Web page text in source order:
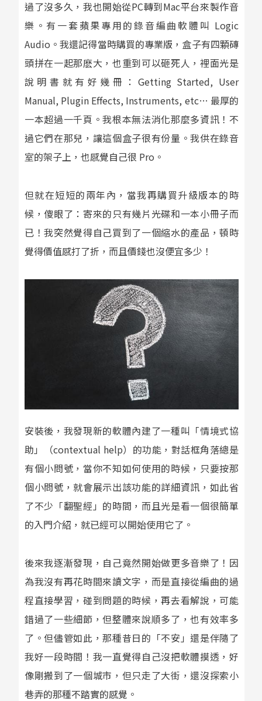
過了沒多久，我也開始從PC轉到Mac平台來製作音
樂。有一套蘋果專用的錄音編曲軟體叫 Logic
Audio。我還記得當時購買的專業版，盒子有四顆磚
頭拼在一起那麽大，也重到可以砸死人，裡面光是
說明書就有好幾冊：Getting Started, User
Manual, Plugin Effects, Instruments, etc… 最厚的
一本超過一千頁。我根本無法消化那麼多資訊！不
過它們在那兒，讓這個盒子很有份量。我供在錄音
室的架子上，也感覺自己很 Pro。
但就在短短的兩年內，當我再購買升級版本的時
候，傻眼了：寄來的只有幾片光碟和一本小冊子而
已！我突然覺得自己買到了一個縮水的產品，頓時
覺得價值感打了折，而且價錢也沒便宜多少！
安裝後，我發現新的軟體內建了一種叫「情境式協
助」（contextual help）的功能，對話框角落總是
有個小問號，當你不知如何使用的時候，只要按那
個小問號，就會展示出該功能的詳細資訊，如此省
了不少「翻聖經」的時間，而且光是看一個很簡單
的入門介紹，就已經可以開始使用它了。
後來我逐漸發現，自己竟然開始做更多音樂了！因
為我沒有再花時間來讀文字，而是直接從編曲的過
程直接學習，碰到問題的時候，再去看解說，可能
錯過了一些細節，但整體來說順多了，也有效率多
了。但儘管如此，那種昔日的「不安」還是伴隨了
我好一段時間！我一直覺得自己沒把軟體摸透，好
像剛搬到了一個城市，但只走了大街，還沒探索小
巷弄的那種不踏實的感覺。